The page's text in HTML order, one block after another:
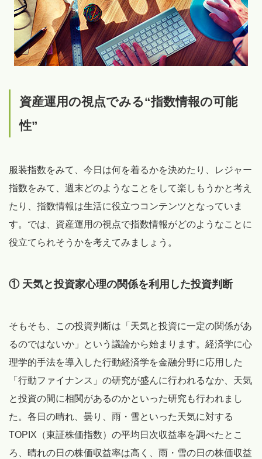
資産運用の視点でみる“指数情報の可能
性”
服装指数をみて、今日は何を着るかを決めたり、レジャー
指数をみて、週末どのようなことをして楽しもうかと考え
たり、指数情報は生活に役立つコンテンツとなっていま
す。では、資産運用の視点で指数情報がどのようなことに
役立てられそうかを考えてみましょう。
① 天気と投資家心理の関係を利用した投資判断
そもそも、この投資判断は「天気と投資に一定の関係があ
るのではないか」という議論から始まります。経済学に心
理学的手法を導入した行動経済学を金融分野に応用した
「行動ファイナンス」の研究が盛んに行われるなか、天気
と投資の間に相関があるのかといった研究も行われまし
た。各日の晴れ、曇り、雨・雪といった天気に対する
TOPIX（東証株価指数）の平均日次収益率を調べたとこ
ろ、晴れの日の株価収益率は高く、雨・雪の日の株価収益